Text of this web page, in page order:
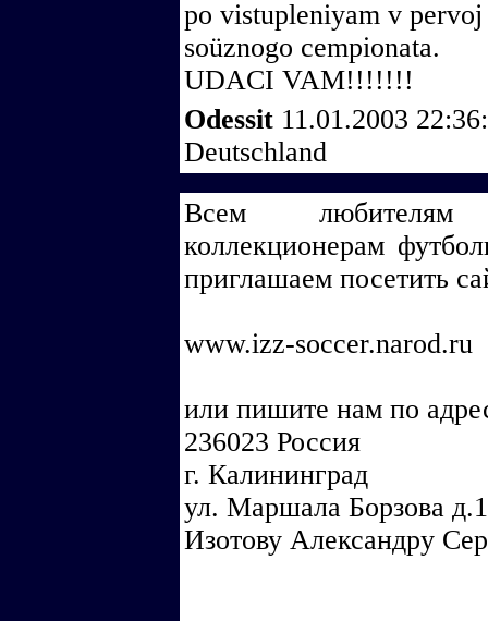
po vistupleniyam v
soüznogo cempionata.
UDACI VAM!!!!!!!
Odessit 11.01.2003
Deutschland
Всем любителям
коллекционерам
приглашаем посетить
www.izz-soccer.narod.ru
или пишите нам по
236023 Россия
г. Калининград
ул. Маршала Борзова
Изотову Александру